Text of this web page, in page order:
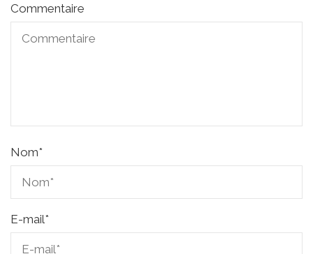
Commentaire
Nom*
E-mail*